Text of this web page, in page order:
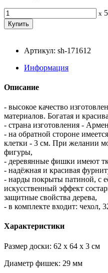
x
Артикул: sh-171612
Информация
Описание
- высокое качество
материалов. Богатая и
- страна изготовления -
- на обратной стороне
клетки - 3 см. При желании
фигуры,
- деревянные фишки имеют
- надёжная и красивая
- нарды покрыты патиной, с
искусственный эффект
защитные свойства дерева,
- в комплекте входит: чехол,
Характеристики
Размер доски: 62 x 64 x 3 см
Диаметр фишек: 29 мм